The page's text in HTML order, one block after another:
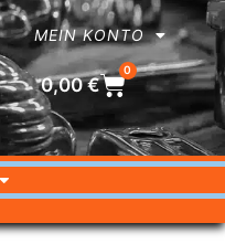
MEIN KONTO
0,00€
0